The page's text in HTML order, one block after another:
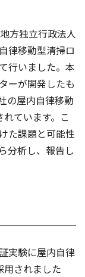
方独立行政法人
律移動型清掃ロ
行いました。本
ーが開発したも
の屋内自律移動
ています。こ
た課題と可能性
分析し、報告し
実験に屋内自律
されました